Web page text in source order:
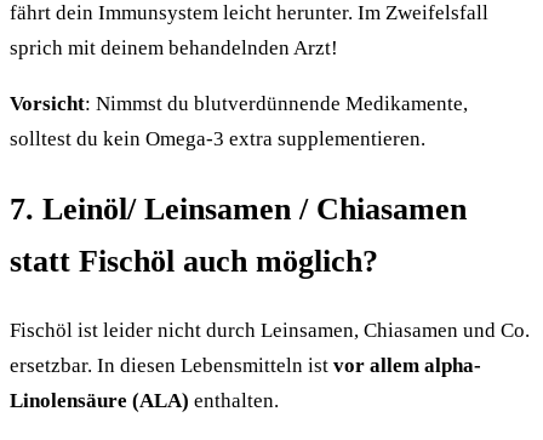
fährt dein Immunsystem leicht herunter. Im Zweifelsfall
sprich mit deinem behandelnden Arzt!
Vorsicht: Nimmst du blutverdünnende Medikamente,
solltest du kein Omega-3 extra supplementieren.
7. Leinöl/ Leinsamen / Chiasamen
statt Fischöl auch möglich?
Fischöl ist leider nicht durch Leinsamen, Chiasamen und Co.
ersetzbar. In diesen Lebensmitteln ist vor allem alpha-
Linolensäure (ALA) enthalten.